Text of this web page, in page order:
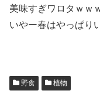
美味すぎワロタｗｗ
いやー春はやっぱり
野食 植物